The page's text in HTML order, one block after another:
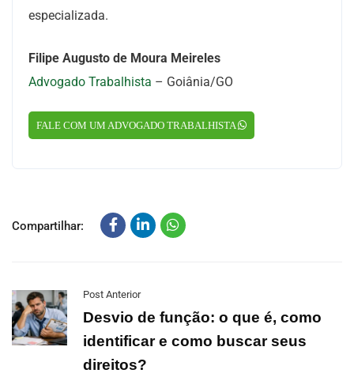
especializada.
Filipe Augusto de Moura Meireles
Advogado Trabalhista – Goiânia/GO
FALE COM UM ADVOGADO TRABALHISTA
Compartilhar:
Post Anterior
Desvio de função: o que é, como
identificar e como buscar seus
direitos?